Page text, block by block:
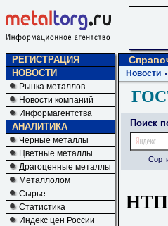
РЕГИСТРАЦИЯ
НОВОСТИ
Рынка металлов
Новости компаний
Информагентства
АНАЛИТИКА
Черные металлы
Цветные металлы
Драгоценные металлы
Металлолом
Сырье
Статистика
Индекс цен России
Новости
Поиск
НТП